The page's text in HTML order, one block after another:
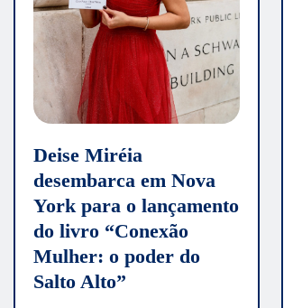
Deise Miréia
desembarca em Nova
York para o lançamento
do livro “Conexão
Mulher: o poder do
Salto Alto”